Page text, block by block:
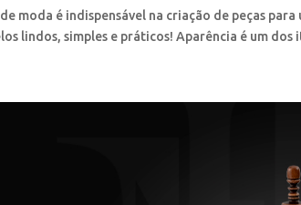
moda é indispensável na criação de peças
lindos, simples e práticos! Aparência é um dos